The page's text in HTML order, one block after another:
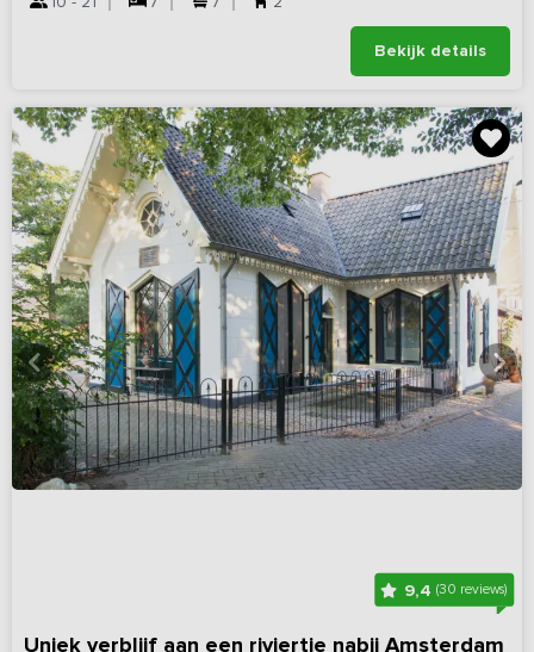
Bekijk details
9,4 (30 reviews)
Uniek verblijf aan een riviertje nabij Amsterdam